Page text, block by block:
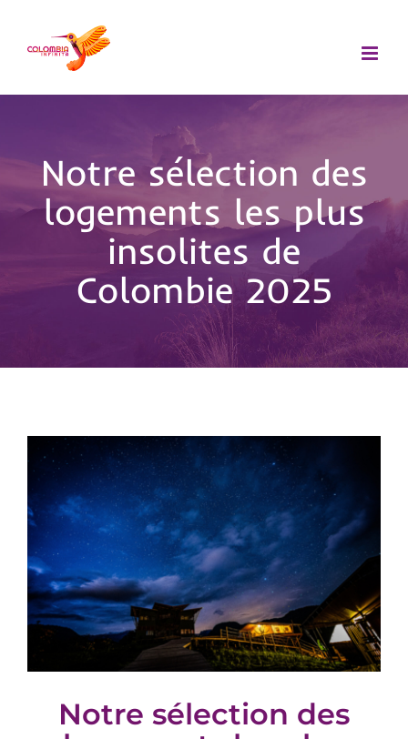
Notre sélection des
logements les plus
insolites de
Colombie 2025
Notre sélection des